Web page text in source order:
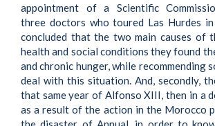
appointment of a Scientific
three doctors who toured Las Hurdes
concluded that the two main causes of
health and social conditions they found
and chronic hunger, while recommending
deal with this situation. And, secondly,
that same year of Alfonso XIII, then in a
as a result of the action in the Morocco